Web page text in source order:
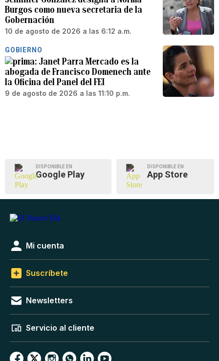
Burgos como nueva secretaria de la
Gobernación
10 de agosto de 2026 a las 6:12 a.m.
GOBIERNO
Janet Parra Mercado es la
abogada de Francisco Domenech ante
la Oficina del Panel del FEI
9 de agosto de 2026 a las 11:10 p.m.
DISPONIBLE EN
Google Play
DISPONIBLE EN
App Store
Mi cuenta
Suscríbete
Newsletters
Servicio al cliente